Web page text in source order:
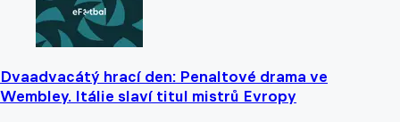
Dvaadvacátý hrací den: Penaltové drama ve
Wembley. Itálie slaví titul mistrů Evropy